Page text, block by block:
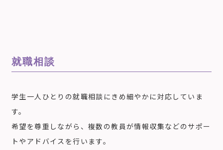
就職相談
学生一人ひとりの就職相談にきめ細やかに対応していま
す。
希望を尊重しながら、複数の教員が情報収集などのサポー
トやアドバイスを行います。